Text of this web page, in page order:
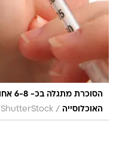
הסוכרת
האוכלוסייה /
ShutterStock